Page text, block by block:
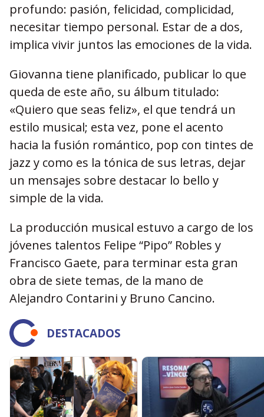
profundo: pasión, felicidad, complicidad,
necesitar tiempo personal. Estar de a dos,
implica vivir juntos las emociones de la vida.
Giovanna tiene planificado, publicar lo que
queda de este año, su álbum titulado:
«Quiero que seas feliz», el que tendrá un
estilo musical; esta vez, pone el acento
hacia la fusión romántico, pop con tintes de
jazz y como es la tónica de sus letras, dejar
un mensajes sobre destacar lo bello y
simple de la vida.
La producción musical estuvo a cargo de los
jóvenes talentos Felipe “Pipo” Robles y
Francisco Gaete, para terminar esta gran
obra de siete temas, de la mano de
Alejandro Contarini y Bruno Cancino.
DESTACADOS